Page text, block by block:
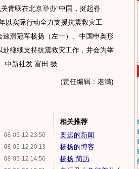
联在北京举办“中国，挺起脊
以实际行动全力支援抗震救灾工
滑冠军杨扬（左一）、中国申奥形
继续支持抗震救灾工作，并会为举
中新社发 富田 摄
(责任编辑：老满)
08-05-12 23:50
08-05-12 20:13
08-05-12 14:56
相关推荐
奥运的新闻
杨扬的博客
杨扬 简历